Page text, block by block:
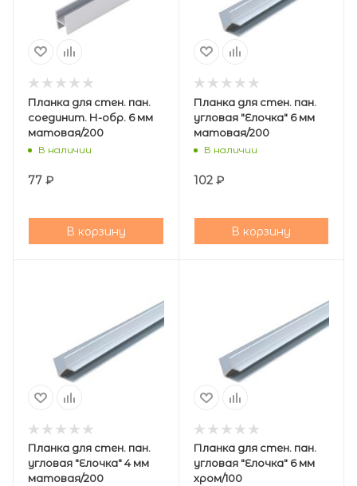
Планка для стен. пан.
соединит. Н-обр. 6 мм
матовая/200
В наличии
77 ₽
В корзину
Планка для стен. пан.
угловая "Елочка" 6 мм
матовая/200
В наличии
102₽
В корзину
Планка для стен. пан.
угловая "Елочка" 4 мм
матовая/200
Планка для стен. пан.
угловая "Елочка" 6 мм
хром/100